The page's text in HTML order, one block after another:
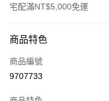
宅配滿NT$5,000免運
信用卡一次付款
LINE Pay
商品特色
商品編號
9707733